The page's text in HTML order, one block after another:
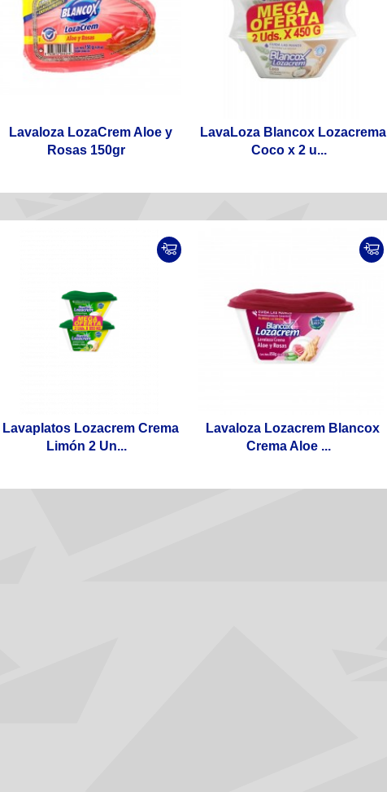
Lavaloza LozaCrem Aloe y
Rosas 150gr
LavaLoza Blancox Lozacrema
Coco x 2 u...
Lavaplatos Lozacrem Crema
Limón 2 Un...
Lavaloza Lozacrem Blancox
Crema Aloe ...